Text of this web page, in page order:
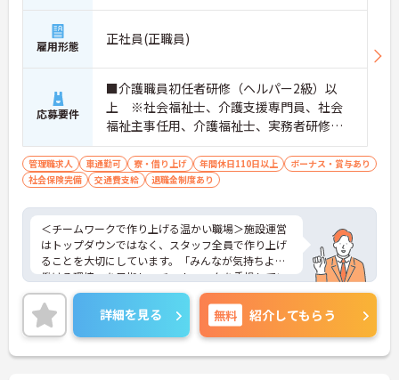
雇用形態 正社員(正職員)
応募要件
■介護職員初任者研修（ヘルパー2級）以
上 ※社会福祉士、介護支援専門員、社会
福祉主事任用、介護福祉士、実務者研修歓
迎 ■管理職、生活相談員、サービス提供責
任者、またはそれらに類する職種での業務
経験をお持ちの方 ■普通自動車免許（AT
管理職求人 車通勤可 寮・借り上げ 年間休日110日以上
ボーナス・賞与あり
社会保険完備
交通費支給 退職金制度あり
＜チームワークで作り上げる温かい職場＞施設運営
はトップダウンではなく、スタッフ全員で作り上げ
ることを大切にしています。「みんなが気持ちよく
働ける環境」を目指し、チームワークを重視してい
るのが特徴です。裁量が大きく任される部分も多い
ため、アイデアや気配りがダイレクトに施設の雰囲
気を良くし、スタッフの笑顔につながるやりがいを
感じられます。
＜学びを応援！充実の研修と資格手当＞「管理職専
詳細を見る 無料 紹介してもらう